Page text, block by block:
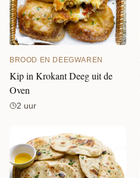
BROOD EN DEEGWAREN
Kip in Krokant Deeg uit de
Oven
2 uur